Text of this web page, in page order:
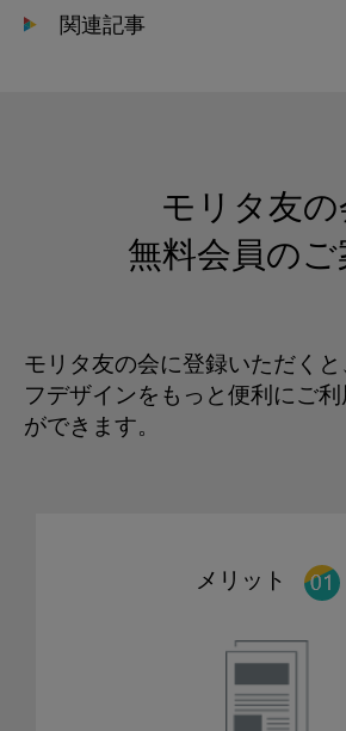
関連記事
モリタ友の
無料会員のご
モリタ友の会に登録いただくと
フデザインをもっと便利にご
ができます。
メリット